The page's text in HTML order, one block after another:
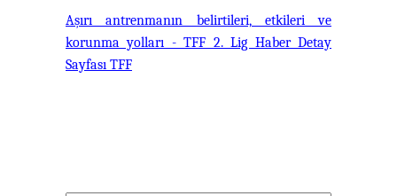
Aşırı antrenmanın belirtileri, etkileri ve
korunma yolları - TFF 2. Lig Haber Detay
Sayfası TFF